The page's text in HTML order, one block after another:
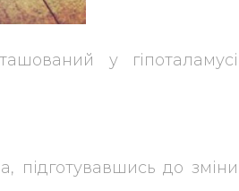
у гіпоталамусі
підготувавшись до зміни